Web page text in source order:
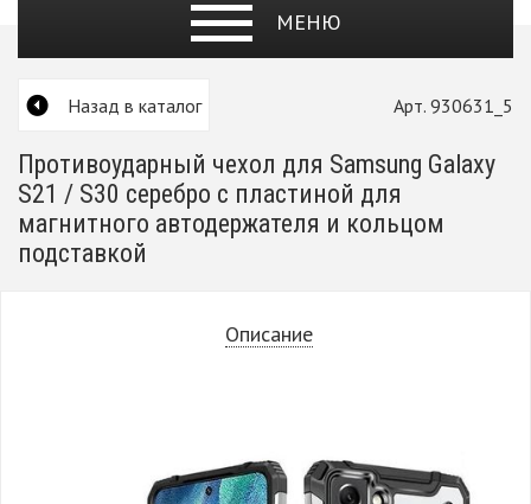
МЕНЮ
Назад в каталог Арт. 930631_5
Противоударный чехол для Samsung Galaxy
S21 / S30 серебро с пластиной для
магнитного автодержателя и кольцом
подставкой
Описание